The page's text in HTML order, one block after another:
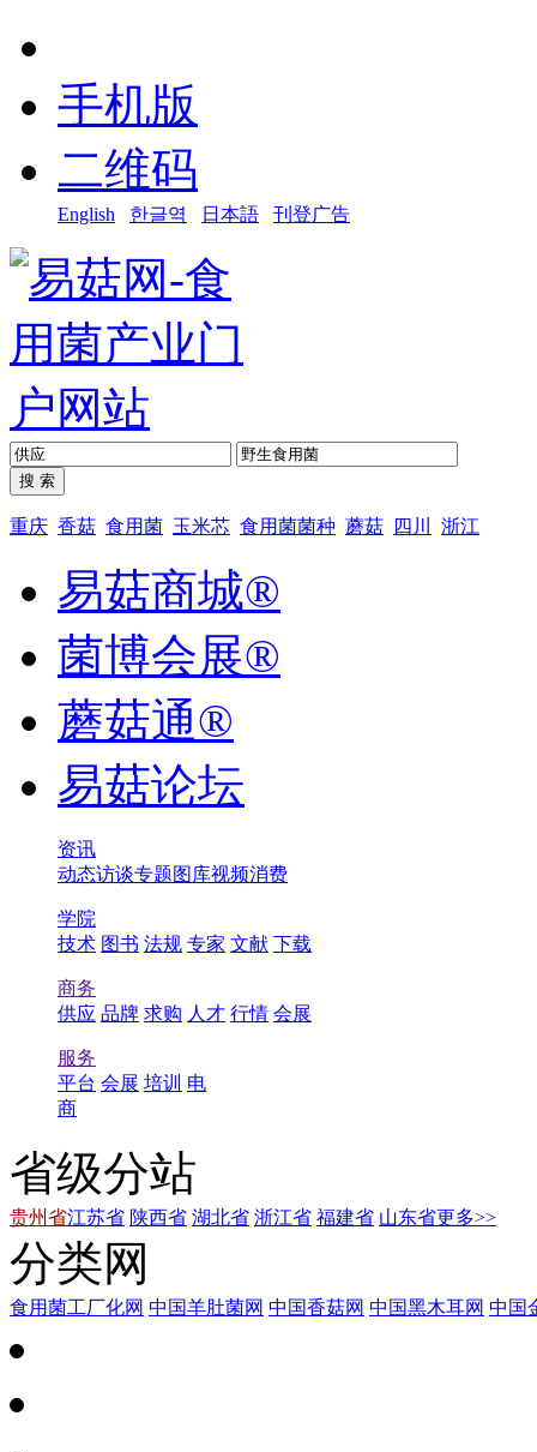
手机版
二维码
English 한글역 日本語 刊登广告
重庆 香菇 食用菌 玉米芯 食用菌菌种 蘑菇 四川 浙江
易菇商城®
菌博会展®
蘑菇通®
易菇论坛
资讯
动态访谈专题图库视频消费
学院
技术 图书 法规 专家 文献 下载
商务
供应 品牌 求购 人才 行情 会展
服务
平台 会展 培训 电
商
省级分站
贵州省江苏省 陕西省 湖北省 浙江省 福建省 山东省更多>>
分类网
食用菌工厂化网 中国羊肚菌网 中国香菇网 中国黑木耳网 中国